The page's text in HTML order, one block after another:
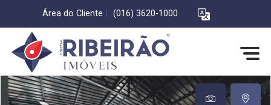
Área do Cliente (016) 3620-1000